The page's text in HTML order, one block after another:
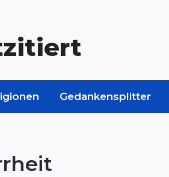
Gedankensplitter